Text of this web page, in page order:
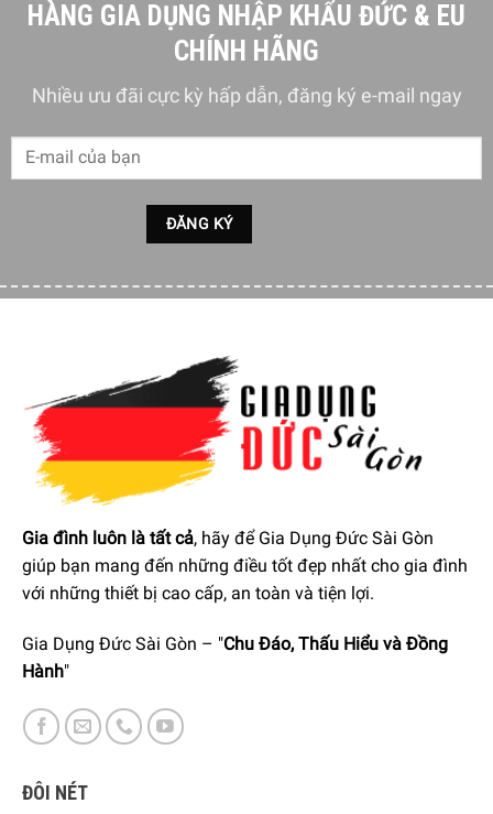
trong trẻo và có chiều sâu mang đến hơi hướng của
công nghệ cổ điển
HƯỚNG DẪN
chảo bằng một lớp dầu ăn, để trên bếp đun sôi khoảng 5
phút, sau đó để nguội, dùng khăn giấy lau lại cho sạch là
HÀNG GIA DỤNG NHẬP KHẨU ĐỨC & EU
CHÍNH HÃNG
Nhiều ưu đãi cực kỳ hấp dẫn, đăng ký e-mail ngay
Gia đình luôn là tất cả, hãy để Gia Dụng Đức Sài Gòn
giúp bạn mang đến những điều tốt đẹp nhất cho gia đình
với những thiết bị cao cấp, an toàn và tiện lợi.
Gia Dụng Đức Sài Gòn – "Chu Đáo, Thấu Hiểu và Đồng
Hành"
ĐÔI NÉT